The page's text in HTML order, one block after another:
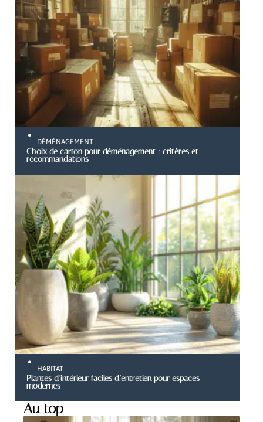
DÉMÉNAGEMENT
Choix de carton pour déménagement : critères et
recommandations
HABITAT
Plantes d’intérieur faciles d’entretien pour espaces
modernes
Au top